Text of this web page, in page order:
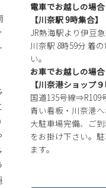
電車でお越しの場合
【川奈駅 9時集合】
JR熱海駅より伊豆
川奈駅 8時59分 着
い。
お車でお越しの場合
【川奈港ショップ９
国道135号線⇒R109
青い看板・川奈港へ
大駐車場完備、ご
をお掛け下さい。
ます。